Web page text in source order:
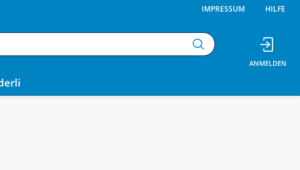
IMPRESSUM HILFE